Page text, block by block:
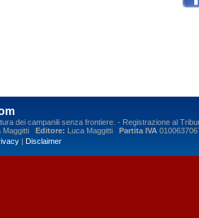
dei campanili senza frontiere. - Registrazione al
Maggitti Editore: Luca Maggitti Partita IVA
| Disclaimer